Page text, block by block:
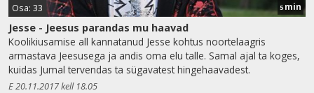
Osa: 33 5 min
Jesse - Jeesus parandas mu haavad
Koolikiusamise all kannatanud Jesse kohtus noortelaagris
armastava Jeesusega ja andis oma elu talle. Samal ajal ta koges,
kuidas Jumal tervendas ta sügavatest hingehaavadest.
E 20.11.2017 kell 18.05